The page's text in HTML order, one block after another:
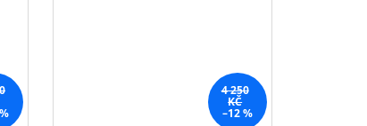
4 250
KČ
–12 %